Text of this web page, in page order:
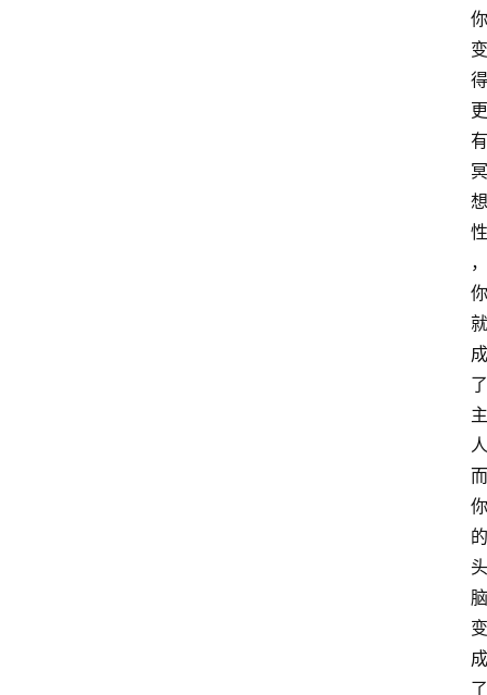
你
变
得
更
有
冥
想
性
，
你
就
成
了
主
人
而
你
的
头
脑
变
成
了